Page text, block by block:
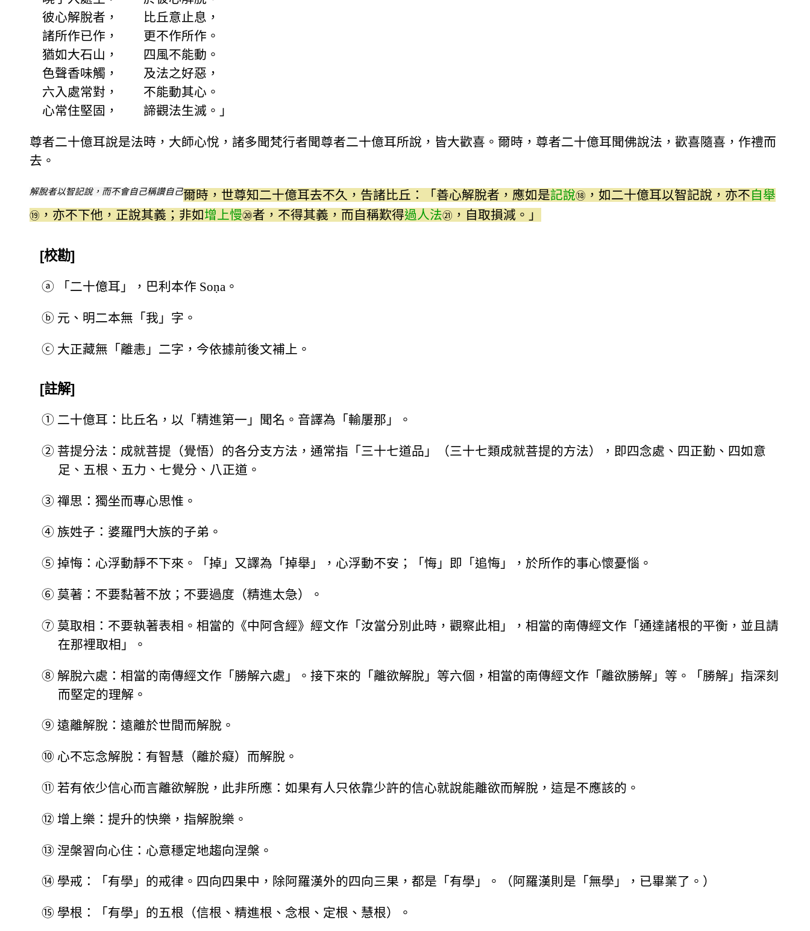
彼心解脫者， 比丘意止息，
諸所作已作， 更不作所作。
猶如大石山， 四風不能動。
色聲香味觸， 及法之好惡，
六入處常對， 不能動其心。
心常住堅固， 諦觀法生滅。」
尊者二十億耳說是法時，大師心悅，諸多聞梵行者聞尊者二十億耳所說，皆大歡喜。爾時，尊者二十億耳聞佛說法，歡喜隨喜，作禮而
去。
解脫者以智記說，而不會自己稱讚自己爾時，世尊知二十億耳去不久，告諸比丘：「善心解脫者，應如是記說⑱ ，如二十億耳以智記說，亦不自舉
⑲ ，亦不下他，正說其義；非如增上慢⑳者，不得其義，而自稱歎得過人法㉑ ，自取損減。」
[校勘]
ⓐ 「二十億耳」，巴利本作 Soṇa。
ⓑ 元、明二本無「我」字。
ⓒ 大正藏無「離恚」二字，今依據前後文補上。
[註解]
① 二十億耳：比丘名，以「精進第一」聞名。音譯為「輸屢那」。
② 菩提分法：成就菩提（覺悟）的各分支方法，通常指「三十七道品」（三十七類成就菩提的方法），即四念處、四正勤、四如意
足、五根、五力、七覺分、八正道。
③ 禪思：獨坐而專心思惟。
④ 族姓子：婆羅門大族的子弟。
⑤ 掉悔：心浮動靜不下來。「掉」又譯為「掉舉」，心浮動不安；「悔」即「追悔」，於所作的事心懷憂惱。
⑥ 莫著：不要黏著不放；不要過度（精進太急）。
⑦ 莫取相：不要執著表相。相當的《中阿含經》經文作「汝當分別此時，觀察此相」，相當的南傳經文作「通達諸根的平衡，並且請
在那裡取相」。
⑧ 解脫六處：相當的南傳經文作「勝解六處」。接下來的「離欲解脫」等六個，相當的南傳經文作「離欲勝解」等。「勝解」指深刻
而堅定的理解。
⑨ 遠離解脫：遠離於世間而解脫。
⑩ 心不忘念解脫：有智慧（離於癡）而解脫。
⑪ 若有依少信心而言離欲解脫，此非所應：如果有人只依靠少許的信心就說能離欲而解脫，這是不應該的。
⑫ 增上樂：提升的快樂，指解脫樂。
⑬ 涅槃習向心住：心意穩定地趨向涅槃。
⑭ 學戒：「有學」的戒律。四向四果中，除阿羅漢外的四向三果，都是「有學」。（阿羅漢則是「無學」，已畢業了。）
⑮ 學根：「有學」的五根（信根、精進根、念根、定根、慧根）。